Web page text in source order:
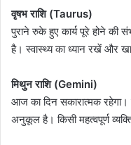
वृषभ राशि (Taurus)
पुराने रुके हुए कार्य पूरे होने की
है। स्वास्थ्य का ध्यान रखें और
मिथुन राशि (Gemini)
आज का दिन सकारात्मक रहेगा।
अनुकूल है। किसी महत्वपूर्ण